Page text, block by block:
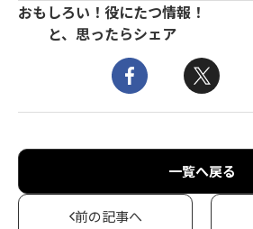
おもしろい！役にたつ情報！
と、思ったらシェア
一覧へ戻る
前の記事へ